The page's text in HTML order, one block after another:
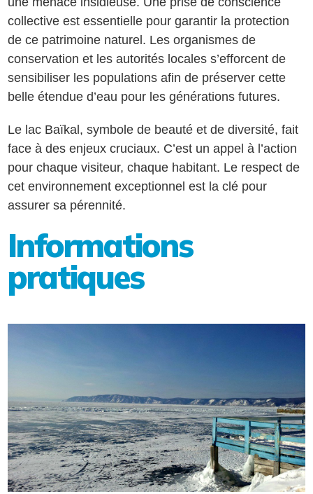
collective est essentielle pour garantir la protection
de ce patrimoine naturel. Les organismes de
conservation et les autorités locales s’efforcent de
sensibiliser les populations afin de préserver cette
belle étendue d’eau pour les générations futures.
Le lac Baïkal, symbole de beauté et de diversité, fait
face à des enjeux cruciaux. C’est un appel à l’action
pour chaque visiteur, chaque habitant. Le respect de
cet environnement exceptionnel est la clé pour
assurer sa pérennité.
Informations
pratiques